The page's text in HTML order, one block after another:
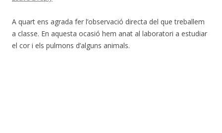
A quart ens agrada fer l’observació directa del que treballem
a classe. En aquesta ocasió hem anat al laboratori a estudiar
el cor i els pulmons d’alguns animals.